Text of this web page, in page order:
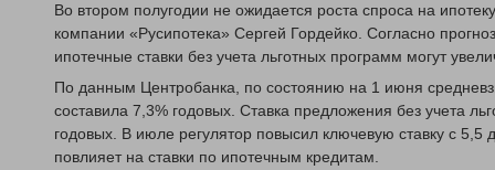
Во втором полугодии не ожидается роста спроса на
компании «Русипотека» Сергей Гордейко. Согласно
ипотечные ставки без учета льготных программ могут
По данным Центробанка, по состоянию на 1 июня
составила 7,3% годовых. Ставка предложения без учета
годовых. В июле регулятор повысил ключевую ставку с
повлияет на ставки по ипотечным кредитам.